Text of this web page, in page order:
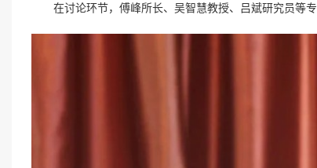
在讨论环节，傅峰所长、吴智慧教授、吕斌研究员等